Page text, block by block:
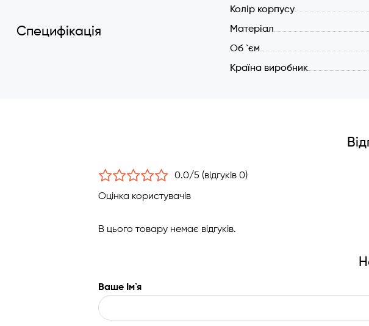
Об'єм: 0,32 літра
3-4 порції їжі
Специфікація
Колір корпусу
Матеріал
Об `єм
Країна виробник
0.0/5 (відгуків 0)
Оцінка користувачів
В цього товару немає відгуків.
Ваше Ім`я